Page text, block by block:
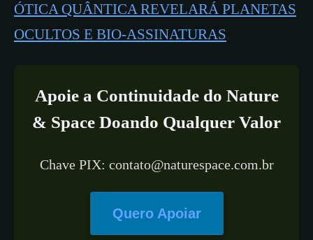
ÓTICA QUÂNTICA REVELARÁ PLANETAS
OCULTOS E BIO-ASSINATURAS
Apoie a Continuidade do Nature
& Space Doando Qualquer Valor
Chave PIX: contato@naturespace.com.br
Quero Apoiar